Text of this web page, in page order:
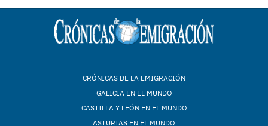
CRÓNICAS DE LA EMIGRACIÓN
GALICIA EN EL MUNDO
CASTILLA Y LEÓN EN EL MUNDO
ASTURIAS EN EL MUNDO